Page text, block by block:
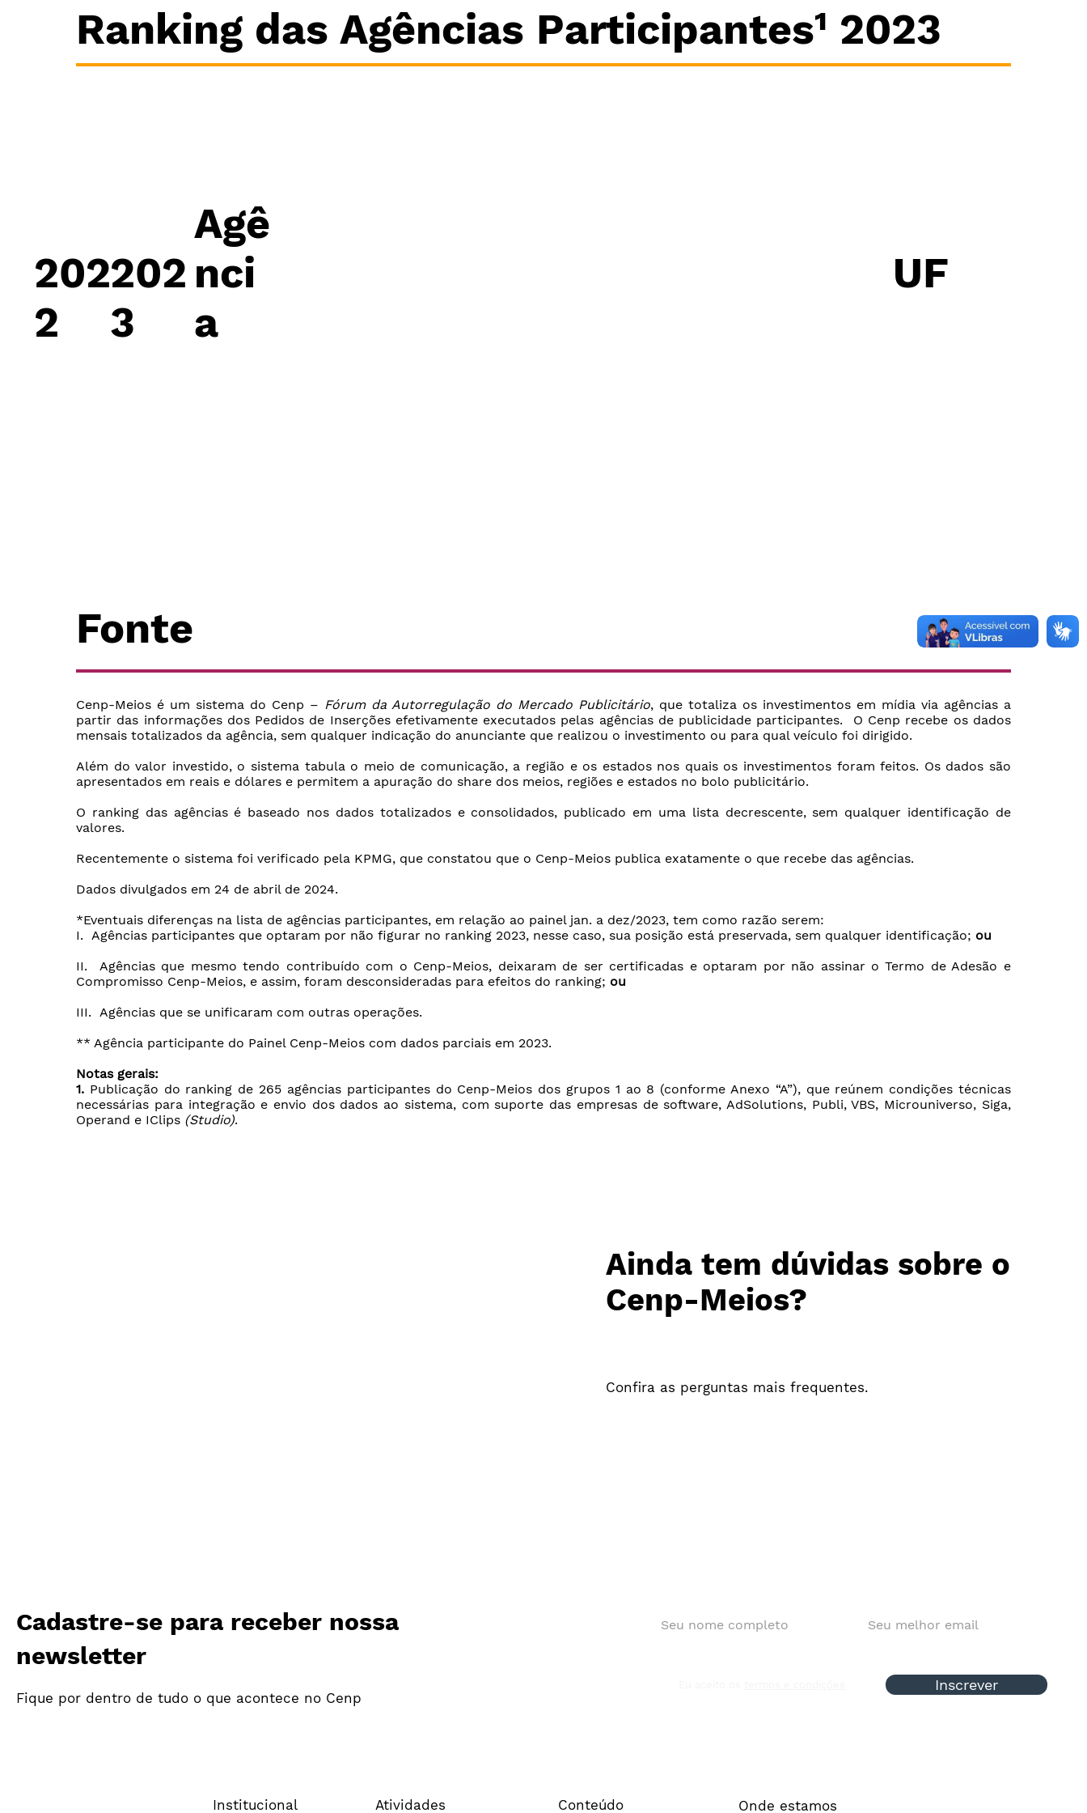
Ranking das Agências Participantes¹ 2023
202
2
202
3
Agê
nci
a
UF
Fonte
Cenp-Meios é um sistema do Cenp – Fórum da Autorregulação do Mercado Publicitário, que totaliza os investimentos em mídia via agências a
partir das informações dos Pedidos de Inserções efetivamente executados pelas agências de publicidade participantes. O Cenp recebe os dados
mensais totalizados da agência, sem qualquer indicação do anunciante que realizou o investimento ou para qual veículo foi dirigido.
Além do valor investido, o sistema tabula o meio de comunicação, a região e os estados nos quais os investimentos foram feitos. Os dados são
apresentados em reais e dólares e permitem a apuração do share dos meios, regiões e estados no bolo publicitário.
O ranking das agências é baseado nos dados totalizados e consolidados, publicado em uma lista decrescente, sem qualquer identificação de
valores.
Recentemente o sistema foi verificado pela KPMG, que constatou que o Cenp-Meios publica exatamente o que recebe das agências.
Dados divulgados em 24 de abril de 2024.
*Eventuais diferenças na lista de agências participantes, em relação ao painel jan. a dez/2023, tem como razão serem:
I. Agências participantes que optaram por não figurar no ranking 2023, nesse caso, sua posição está preservada, sem qualquer identificação; ou
II. Agências que mesmo tendo contribuído com o Cenp-Meios, deixaram de ser certificadas e optaram por não assinar o Termo de Adesão e
Compromisso Cenp-Meios, e assim, foram desconsideradas para efeitos do ranking; ou
III. Agências que se unificaram com outras operações.
** Agência participante do Painel Cenp-Meios com dados parciais em 2023.
Notas gerais:
1. Publicação do ranking de 265 agências participantes do Cenp-Meios dos grupos 1 ao 8 (conforme Anexo “A”), que reúnem condições técnicas
necessárias para integração e envio dos dados ao sistema, com suporte das empresas de software, AdSolutions, Publi, VBS, Microuniverso, Siga,
Operand e IClips (Studio).
Ainda tem dúvidas sobre o
Cenp-Meios?
Confira as perguntas mais frequentes.
Cadastre-se para receber nossa
newsletter
Fique por dentro de tudo o que acontece no Cenp
Inscrever
Institucional Atividades Conteúdo Onde estamos